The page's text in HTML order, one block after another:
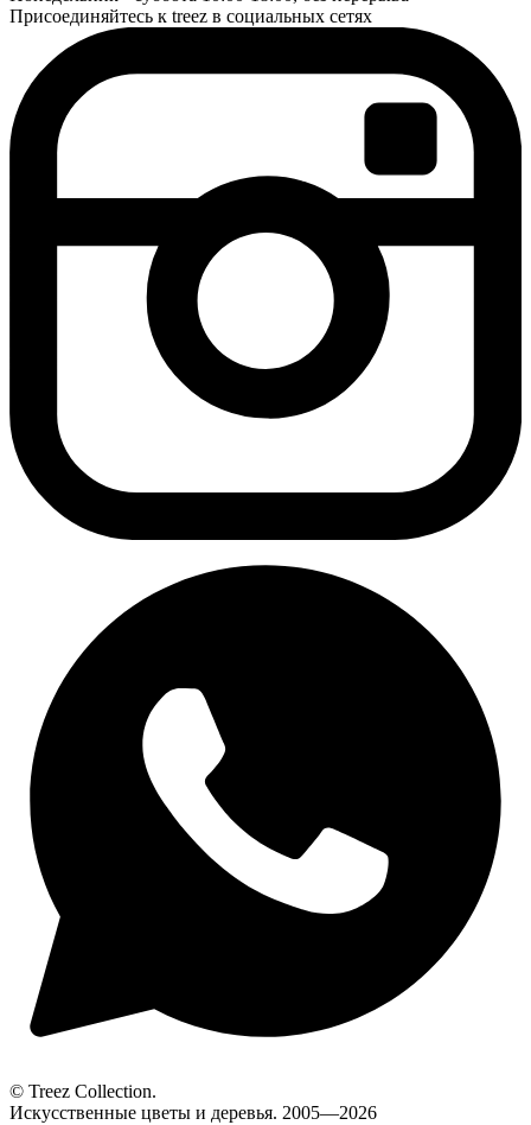
Присоединяйтесь к treez в социальных сетях
© Treez Collection.
Искусственные цветы и деревья. 2005—2026